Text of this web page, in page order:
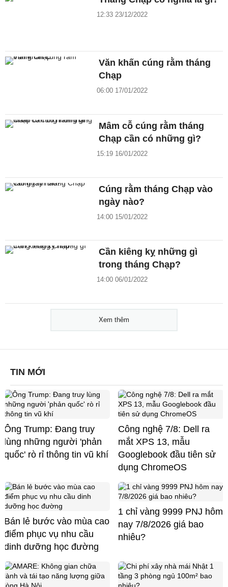
12:33 23/12/2022
Văn khấn cúng rằm tháng
Chạp
06:00 17/01/2022
Mâm cỗ cúng rằm tháng
Chạp cần có những gì?
15:19 16/01/2022
Cúng rằm tháng Chạp vào
ngày nào?
14:00 15/01/2022
Cần kiêng kỵ những gì
trong tháng Chạp?
14:00 06/01/2022
Xem thêm
TIN MỚI
Ông Trump: Đang truy
lùng những người 'phản
quốc' rò rỉ thông tin vũ khí
Công nghệ 7/8: Dell ra
mắt XPS 13, mẫu
Googlebook đầu tiên sử
dụng ChromeOS
Bán lẻ bước vào mùa cao
điểm phục vụ nhu cầu
dinh dưỡng học đường
1 chỉ vàng 9999 PNJ hôm
nay 7/8/2026 giá bao
nhiêu?